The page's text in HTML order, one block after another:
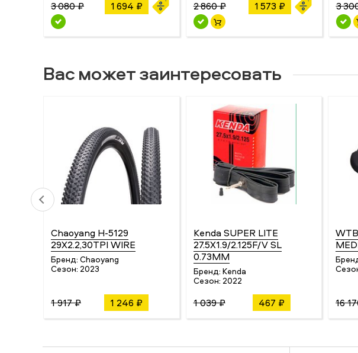
3 080 ₽ 1 694 ₽ 2 860 ₽ 1 573 ₽ 3
Вас может заинтересовать
Chaoyang H-5129
29X2.2,30TPI WIRE
Бренд: Chaoyang
Сезон: 2023
1 917 ₽ 1 246 ₽
Kenda SUPER LITE
27.5X1.9/2.125F/V SL
0.73MM
Бренд: Kenda
Сезон: 2022
1 039 ₽ 467 ₽ 16